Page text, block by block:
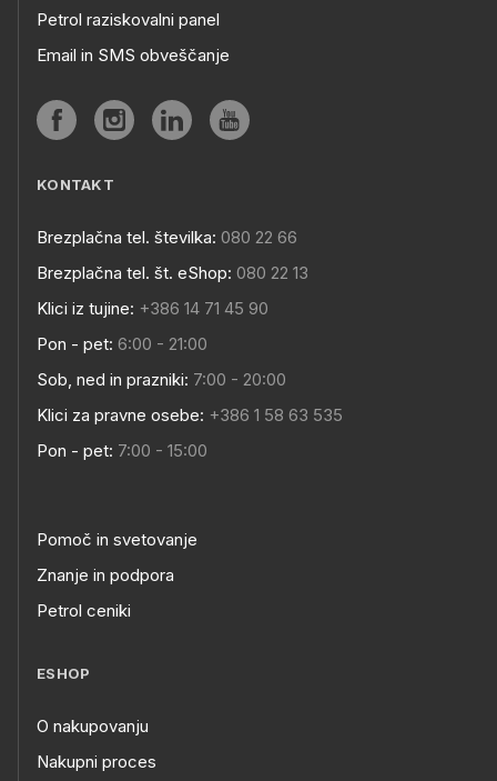
Petrol raziskovalni panel
Email in SMS obveščanje
KONTAKT
Brezplačna tel. številka: 080 22 66
Brezplačna tel. št. eShop: 080 22 13
Klici iz tujine: +386 14 71 45 90
Pon - pet: 6:00 - 21:00
Sob, ned in prazniki: 7:00 - 20:00
Klici za pravne osebe: +386 1 58 63 535
Pon - pet: 7:00 - 15:00
Pomoč in svetovanje
Znanje in podpora
Petrol ceniki
ESHOP
O nakupovanju
Nakupni proces